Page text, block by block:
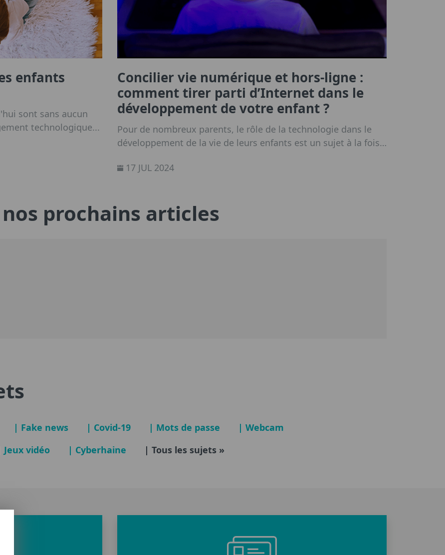
enfants
sont sans aucun
technologique...
Concilier vie numérique et hors-ligne :
comment tirer parti d’Internet dans le
développement de votre enfant ?
Pour de nombreux parents, le rôle de la technologie dans le
développement de la vie de leurs enfants est un sujet à la fois
intelligents et le web peuvent détourner les jeunes de
17 JUL 2024
prochains articles
| Fake news | Covid-19 | Mots de passe
| Webcam
Jeux vidéo | Cyberhaine | Tous les sujets »